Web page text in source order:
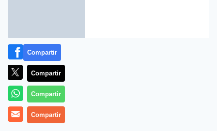
Compartir
Compartir
Compartir
Compartir